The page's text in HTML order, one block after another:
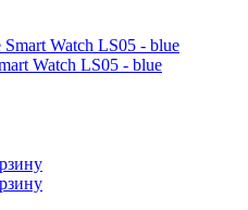
Watch LS05 - blue